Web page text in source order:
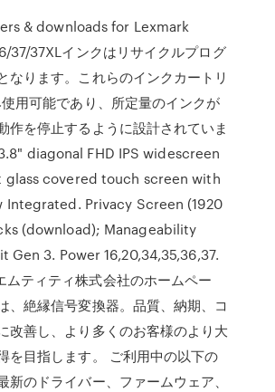
& downloads for Lexmark
37/37XLインクはリサイクルプログ
なります。これらのインクカートリ
用可能であり、所定量のインクが
作を停止するように設計されていま
diagonal FHD IPS widescreen
glass covered touch screen with
Integrated. Privacy Screen (1920
(download); Manageability
Gen 3. Power 16,20,34,35,36,37.
ムティティ株式会社のホームペー
、絶縁信号変換器。品質、納期、コ
改善し、より多くのお客様のより大
を目指します。 ご利用中の以下の
新のドライバー、ファームウェア、